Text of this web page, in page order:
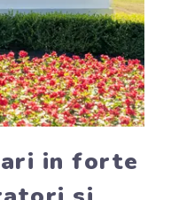
in forte